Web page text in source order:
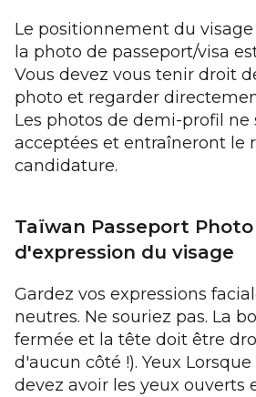
Le positionnement du
la photo de passeport/visa
Vous devez vous tenir droit
photo et regarder
Les photos de demi-profil ne
acceptées et entraîneront le
candidature.
Taïwan Passeport
d'expression du visage
Gardez vos expressions
neutres. Ne souriez pas. La
fermée et la tête doit être
d'aucun côté !). Yeux
devez avoir les yeux ouverts